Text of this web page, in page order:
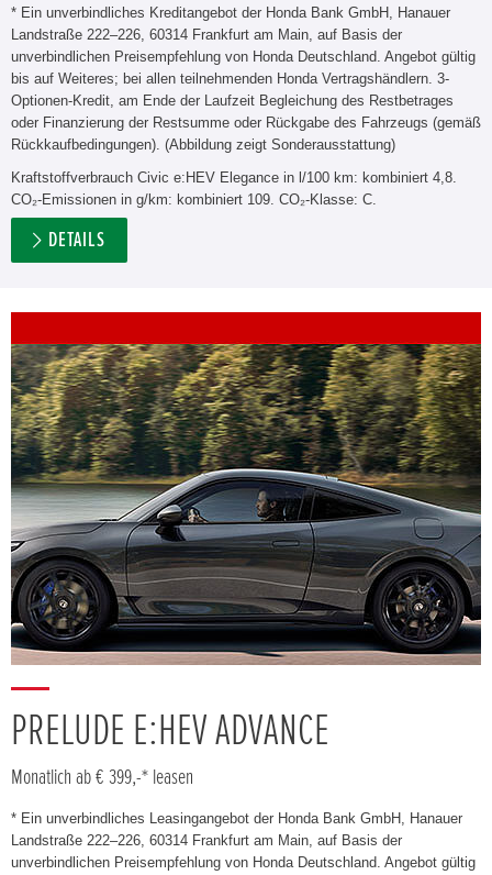
* Ein unverbindliches Kreditangebot der Honda Bank GmbH, Hanauer
Landstraße 222–226, 60314 Frankfurt am Main, auf Basis der
unverbindlichen Preisempfehlung von Honda Deutschland. Angebot gültig
bis auf Weiteres; bei allen teilnehmenden Honda Vertragshändlern. 3-
Optionen-Kredit, am Ende der Laufzeit Begleichung des Restbetrages
oder Finanzierung der Restsumme oder Rückgabe des Fahrzeugs (gemäß
Rückkaufbedingungen). (Abbildung zeigt Sonderausstattung)
Kraftstoffverbrauch Civic e:HEV Elegance in l/100 km: kombiniert 4,8.
CO₂-Emissionen in g/km: kombiniert 109. CO₂-Klasse: C.
DETAILS
PRELUDE E:HEV ADVANCE
Monatlich ab € 399,-* leasen
* Ein unverbindliches Leasingangebot der Honda Bank GmbH, Hanauer
Landstraße 222–226, 60314 Frankfurt am Main, auf Basis der
unverbindlichen Preisempfehlung von Honda Deutschland. Angebot gültig